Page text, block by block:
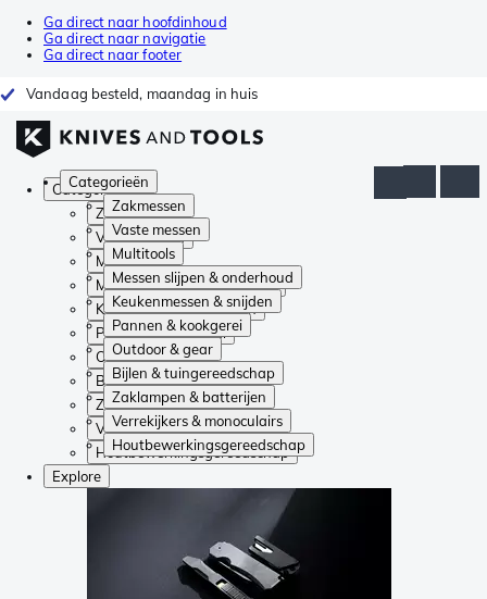
Ga direct naar hoofdinhoud
Ga direct naar navigatie
Ga direct naar footer
Vandaag besteld, maandag in huis
Categorieën
Zakmessen
Vaste messen
Multitools
Messen slijpen & onderhoud
Keukenmessen & snijden
Pannen & kookgerei
Outdoor & gear
Bijlen & tuingereedschap
Zaklampen & batterijen
Verrekijkers & monoculairs
Houtbewerkingsgereedschap
Categorieën
Zakmessen
Vaste messen
Multitools
Messen slijpen & onderhoud
Keukenmessen & snijden
Pannen & kookgerei
Outdoor & gear
Bijlen & tuingereedschap
Zaklampen & batterijen
Verrekijkers & monoculairs
Houtbewerkingsgereedschap
Explore